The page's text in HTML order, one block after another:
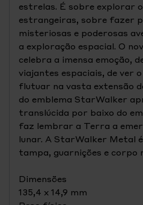
estrelas. É sobre explorar
estrangeiras, sobre fazer
misteriosas e poderosas
a exploração espacial. O
celebra a imensa emoção,
viajantes espaciais, de ver
flutuar na vasta extensão
do emblema StarWalker
translúcida por baixo do
faz lembrar a Terra a
lunar. A StarWalker Metal
tampa, guarnições e corpo
Dimensões
135,4 x 14,9 mm